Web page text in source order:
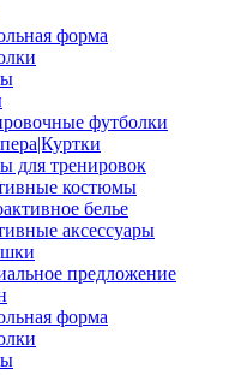
форма
футболки
для тренировок
костюмы
белье
аксессуары
предложение
форма